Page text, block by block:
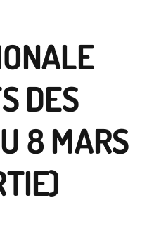
DES
8 MARS